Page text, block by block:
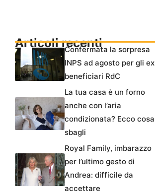
Articoli recentiConfermata la sorpresa
INPS ad agosto per gli ex
beneficiari RdC
La tua casa è un forno
anche con l’aria
condizionata? Ecco cosa
sbagli
Royal Family, imbarazzo
per l’ultimo gesto di
Andrea: difficile da
accettare